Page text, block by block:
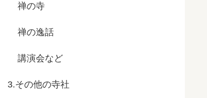
禅の寺
禅の逸話
講演会など
3.その他の寺社